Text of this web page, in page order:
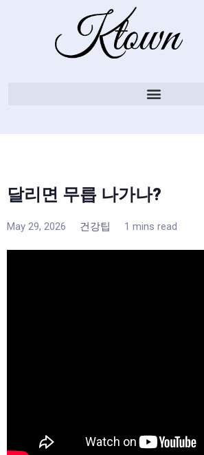
달리면 무릅 나가나?
May 29, 2026 건강팁 1 mins read